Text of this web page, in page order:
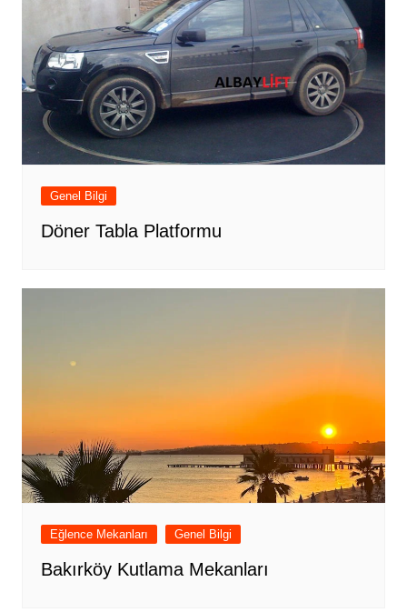
Genel Bilgi
Döner Tabla Platformu
Eğlence Mekanları Genel Bilgi
Bakırköy Kutlama Mekanları